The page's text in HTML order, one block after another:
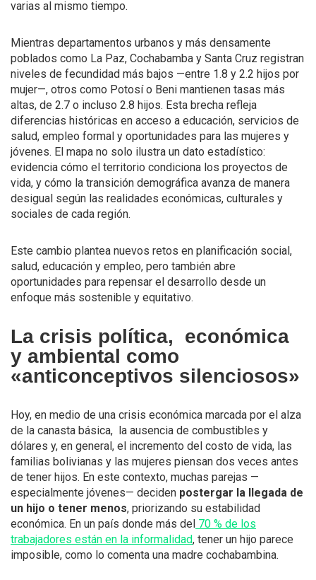
varias al mismo tiempo.
Mientras departamentos urbanos y más densamente
poblados como La Paz, Cochabamba y Santa Cruz registran
niveles de fecundidad más bajos —entre 1.8 y 2.2 hijos por
mujer—, otros como Potosí o Beni mantienen tasas más
altas, de 2.7 o incluso 2.8 hijos. Esta brecha refleja
diferencias históricas en acceso a educación, servicios de
salud, empleo formal y oportunidades para las mujeres y
jóvenes. El mapa no solo ilustra un dato estadístico:
evidencia cómo el territorio condiciona los proyectos de
vida, y cómo la transición demográfica avanza de manera
desigual según las realidades económicas, culturales y
sociales de cada región.
Este cambio plantea nuevos retos en planificación social,
salud, educación y empleo, pero también abre
oportunidades para repensar el desarrollo desde un
enfoque más sostenible y equitativo.
La crisis política, económica
y ambiental como
«anticonceptivos silenciosos»
Hoy, en medio de una crisis económica marcada por el alza
de la canasta básica, la ausencia de combustibles y
dólares y, en general, el incremento del costo de vida, las
familias bolivianas y las mujeres piensan dos veces antes
de tener hijos. En este contexto, muchas parejas —
especialmente jóvenes— deciden postergar la llegada de
un hijo o tener menos, priorizando su estabilidad
económica. En un país donde más del 70 % de los
trabajadores están en la informalidad, tener un hijo parece
imposible, como lo comenta una madre cochabambina.